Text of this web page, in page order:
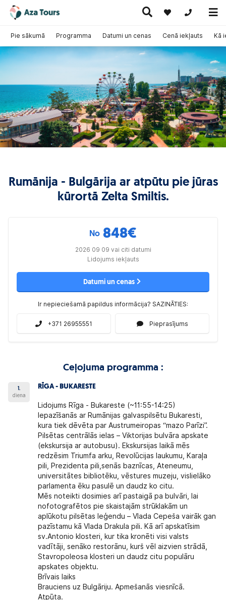
+371
ceļojumi
(ar
lidmašīnu)
Kruīzi
piedāvājumi
Rumānija - Bulgārija ar atpūtu pie jūras
kūrortā Zelta Smiltis.
Pie sākumā Programma Datumi un cenas Cenā iekļauts Kā
No 848€
2026 09 09 vai citi datumi
Lidojums iekļauts
Datumi un cenas
Ir nepieciešamā papildus informācija? SAZINĀTIES:
+371 26955551 Pieprasījums
Ceļojuma programma :
1.
diena
RĪGA - BUKARESTE
Lidojums Rīga - Bukareste (~11:55-14:25)
Iepazīšanās ar Rumānijas galvaspilsētu Bukaresti
kura tiek dēvēta par Austrumeiropas “mazo Parīzi”.
Pilsētas centrālās ielas – Viktorijas bulvāra apskate
(ekskursija ar autobusu). Ekskursijas laikā mēs
redzēsim Triumfa arku, Revolūcijas laukumu, Karaļa
pili, Prezidenta pili,senās baznīcas, Ateneumu,
universitātes bibliotēku, vēstures muzeju, vislielāko
parlamenta ēku pasulē un daudz ko citu.
Mēs noteikti dosimies arī pastaigā pa bulvāri, lai
nofotografētos pie skaistajām strūklakām un
aplūkotu pilsētas leģendu – Vlada Cepeša vairāk gan
pazīstamu kā Vlada Drakula pili. Kā arī apskatīsim
sv.Antonio klosteri, kur tika kronēti visi valsts
vadītāji, senāko restorānu, kurš vēl aizvien strādā,
Stavropoleosa klosteri un daudz citu populāru
apskates objektu.
Brīvais laiks
Brauciens uz Bulgāriju. Apmešanās viesnīcā.
Atpūta.